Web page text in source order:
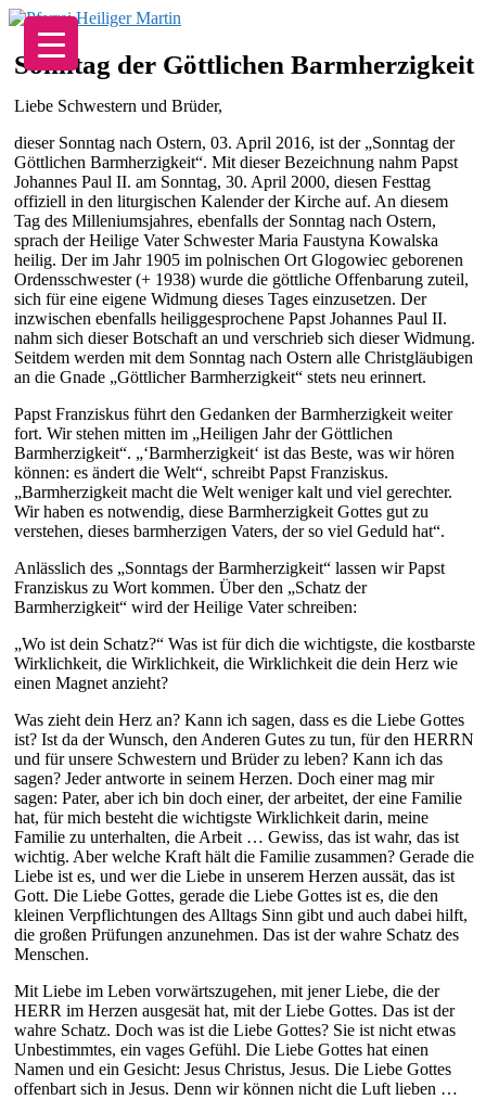
Zum
Inhalt
springen
Sonntag der Göttlichen Barmherzigkeit
Liebe Schwestern und Brüder,
dieser Sonntag nach Ostern, 03. April 2016, ist der „Sonntag der
Göttlichen Barmherzigkeit“. Mit dieser Bezeichnung nahm Papst
Johannes Paul II. am Sonntag, 30. April 2000, diesen Festtag
offiziell in den liturgischen Kalender der Kirche auf. An diesem
Tag des Milleniumsjahres, ebenfalls der Sonntag nach Ostern,
sprach der Heilige Vater Schwester Maria Faustyna Kowalska
heilig. Der im Jahr 1905 im polnischen Ort Glogowiec geborenen
Ordensschwester (+ 1938) wurde die göttliche Offenbarung zuteil,
sich für eine eigene Widmung dieses Tages einzusetzen. Der
inzwischen ebenfalls heiliggesprochene Papst Johannes Paul II.
nahm sich dieser Botschaft an und verschrieb sich dieser Widmung.
Seitdem werden mit dem Sonntag nach Ostern alle Christgläubigen
an die Gnade „Göttlicher Barmherzigkeit“ stets neu erinnert.
Papst Franziskus führt den Gedanken der Barmherzigkeit weiter
fort. Wir stehen mitten im „Heiligen Jahr der Göttlichen
Barmherzigkeit“. „‘Barmherzigkeit‘ ist das Beste, was wir hören
können: es ändert die Welt“, schreibt Papst Franziskus.
„Barmherzigkeit macht die Welt weniger kalt und viel gerechter.
Wir haben es notwendig, diese Barmherzigkeit Gottes gut zu
verstehen, dieses barmherzigen Vaters, der so viel Geduld hat“.
Anlässlich des „Sonntags der Barmherzigkeit“ lassen wir Papst
Franziskus zu Wort kommen. Über den „Schatz der
Barmherzigkeit“ wird der Heilige Vater schreiben:
„Wo ist dein Schatz?“ Was ist für dich die wichtigste, die kostbarste
Wirklichkeit, die Wirklichkeit, die Wirklichkeit die dein Herz wie
einen Magnet anzieht?
Was zieht dein Herz an? Kann ich sagen, dass es die Liebe Gottes
ist? Ist da der Wunsch, den Anderen Gutes zu tun, für den HERRN
und für unsere Schwestern und Brüder zu leben? Kann ich das
sagen? Jeder antworte in seinem Herzen. Doch einer mag mir
sagen: Pater, aber ich bin doch einer, der arbeitet, der eine Familie
hat, für mich besteht die wichtigste Wirklichkeit darin, meine
Familie zu unterhalten, die Arbeit … Gewiss, das ist wahr, das ist
wichtig. Aber welche Kraft hält die Familie zusammen? Gerade die
Liebe ist es, und wer die Liebe in unserem Herzen aussät, das ist
Gott. Die Liebe Gottes, gerade die Liebe Gottes ist es, die den
kleinen Verpflichtungen des Alltags Sinn gibt und auch dabei hilft,
die großen Prüfungen anzunehmen. Das ist der wahre Schatz des
Menschen.
Mit Liebe im Leben vorwärtszugehen, mit jener Liebe, die der
HERR im Herzen ausgesät hat, mit der Liebe Gottes. Das ist der
wahre Schatz. Doch was ist die Liebe Gottes? Sie ist nicht etwas
Unbestimmtes, ein vages Gefühl. Die Liebe Gottes hat einen
Namen und ein Gesicht: Jesus Christus, Jesus. Die Liebe Gottes
offenbart sich in Jesus. Denn wir können nicht die Luft lieben …